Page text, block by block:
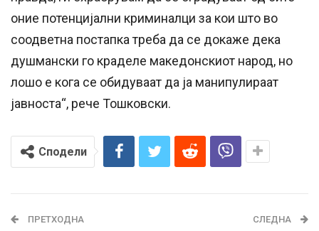
оние потенцијални криминалци за кои што во
соодветна постапка треба да се докаже дека
душмански го краделе македонскиот народ, но
лошо е кога се обидуваат да ја манипулираат
јавноста“, рече Тошковски.
Сподели
ПРЕТХОДНА СЛЕДНА